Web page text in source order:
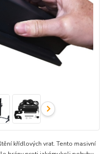
křídlových vrat. Tento masivní